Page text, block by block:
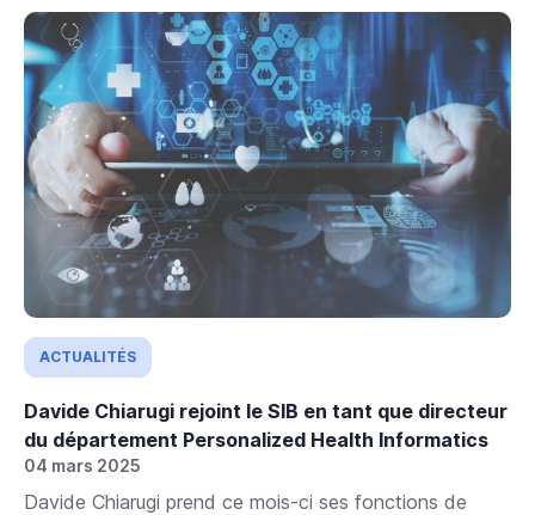
ACTUALITÉS
Davide Chiarugi rejoint le SIB en tant que directeur
du département Personalized Health Informatics
04 mars 2025
Davide Chiarugi prend ce mois-ci ses fonctions de